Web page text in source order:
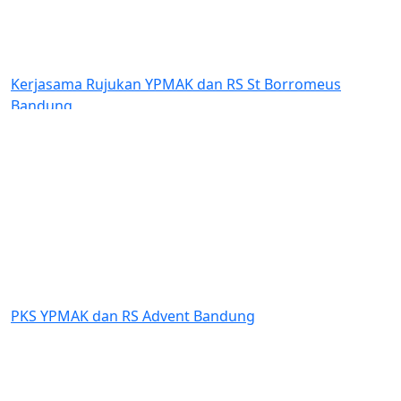
Bantuan
Rujukan YPMAK dan RS St Borromeus
dan RS Advent Bandung